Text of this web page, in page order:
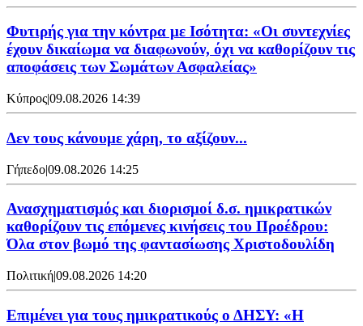
Φυτιρής για την κόντρα με Ισότητα: «Οι συντεχνίες
έχουν δικαίωμα να διαφωνούν, όχι να καθορίζουν τις
αποφάσεις των Σωμάτων Ασφαλείας»
Κύπρος|09.08.2026 14:39
Δεν τους κάνουμε χάρη, το αξίζουν...
Γήπεδο|09.08.2026 14:25
Ανασχηματισμός και διορισμοί δ.σ. ημικρατικών
καθορίζουν τις επόμενες κινήσεις του Προέδρου:
Όλα στον βωμό της φαντασίωσης Χριστοδουλίδη
Πολιτική|09.08.2026 14:20
Επιμένει για τους ημικρατικούς ο ΔΗΣΥ: «Η